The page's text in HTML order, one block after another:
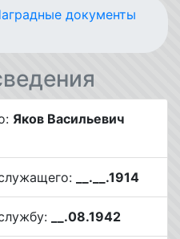
документы
Яков Васильевич
__.__.1914
__.08.1942